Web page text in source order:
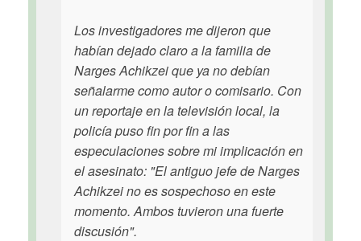
Los investigadores me dijeron que
habían dejado claro a la familia de
Narges Achikzei que ya no debían
señalarme como autor o comisario. Con
un reportaje en la televisión local, la
policía puso fin por fin a las
especulaciones sobre mi implicación en
el asesinato: "El antiguo jefe de Narges
Achikzei no es sospechoso en este
momento. Ambos tuvieron una fuerte
discusión".